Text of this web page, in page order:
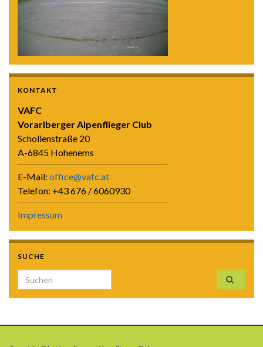
KONTAKT
VAFC
Vorarlberger Alpenflieger Club
Schollenstraße 20
A-6845 Hohenems
E-Mail: office@vafc.at
Telefon: +43 676 / 6060930
Impressum
SUCHE
Search for: